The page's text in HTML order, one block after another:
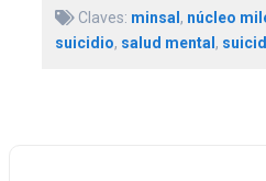
Claves: minsal, núcleo
suicidio, salud mental,